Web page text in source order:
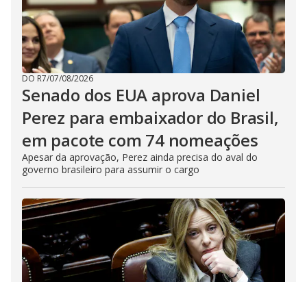
DO R7/07/08/2026
Senado dos EUA aprova Daniel
Perez para embaixador do Brasil,
em pacote com 74 nomeações
Apesar da aprovação, Perez ainda precisa do aval do
governo brasileiro para assumir o cargo